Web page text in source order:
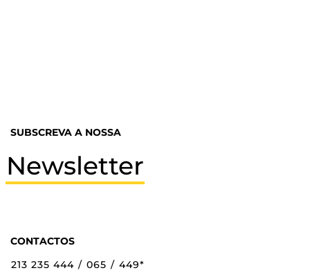
SUBSCREVA A NOSSA
Newsletter
CONTACTOS
213 235 444 / 065 / 449*